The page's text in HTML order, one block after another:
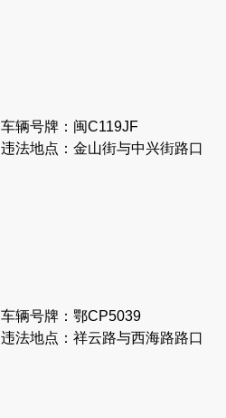
车辆号牌：闽C119JF
违法地点：金山街与中兴街路口
车辆号牌：鄂CP5039
违法地点：祥云路与西海路路口